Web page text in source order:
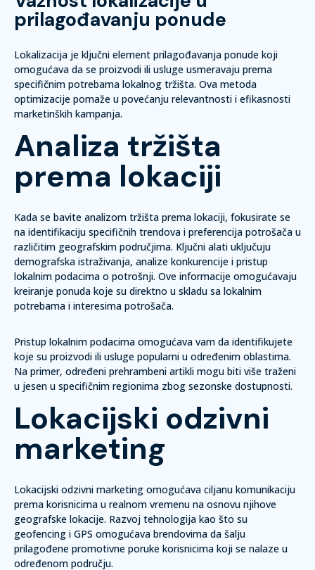
prilagođavanju ponude
Lokalizacija je ključni element prilagođavanja ponude koji
omogućava da se proizvodi ili usluge usmeravaju prema
specifičnim potrebama lokalnog tržišta. Ova metoda
optimizacije pomaže u povećanju relevantnosti i efikasnosti
marketinških kampanja.
Analiza tržišta
prema lokaciji
Kada se bavite analizom tržišta prema lokaciji, fokusirate se
na identifikaciju specifičnih trendova i preferencija potrošača u
različitim geografskim područjima. Ključni alati uključuju
demografska istraživanja, analize konkurencije i pristup
lokalnim podacima o potrošnji. Ove informacije omogućavaju
kreiranje ponuda koje su direktno u skladu sa lokalnim
potrebama i interesima potrošača.
Pristup lokalnim podacima omogućava vam da identifikujete
koje su proizvodi ili usluge popularni u određenim oblastima.
Na primer, određeni prehrambeni artikli mogu biti više traženi
u jesen u specifičnim regionima zbog sezonske dostupnosti.
Lokacijski odzivni
marketing
Lokacijski odzivni marketing omogućava ciljanu komunikaciju
prema korisnicima u realnom vremenu na osnovu njihove
geografske lokacije. Razvoj tehnologija kao što su
geofencing i GPS omogućava brendovima da šalju
prilagođene promotivne poruke korisnicima koji se nalaze u
određenom području.